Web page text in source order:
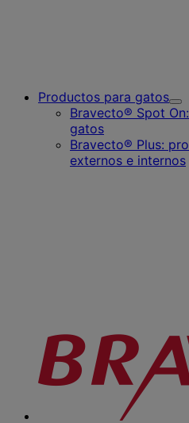
Productos para gatos
Bravecto® Spot
gatos
Bravecto® Plus:
externos e internos